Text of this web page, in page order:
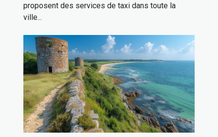
proposent des services de taxi dans toute la
ville...